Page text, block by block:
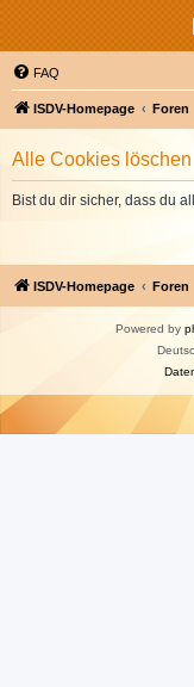
FAQ
ISDV-Homepage Foren
Alle Cookies löschen
Bist du dir sicher, dass du
ISDV-Homepage Foren
Powered by